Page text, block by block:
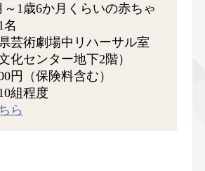
～1歳6か月くらいの赤ちゃ
名
芸術劇場中リハーサル室
化センター地下2階）
円（保険料含む）
組程度
ら